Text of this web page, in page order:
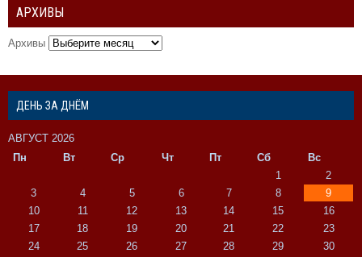
АРХИВЫ
Архивы
ДЕНЬ ЗА ДНЁМ
АВГУСТ 2026
Пн
Вт Ср Чт Пт Сб
Вс
1
2
3
4 5 6 7 8
9
10
11 12 13 14 15
16
17
18 19 20 21 22
23
24
25 26 27 28 29
30